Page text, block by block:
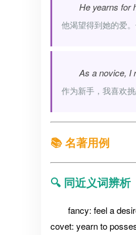
He yearns for
他渴望得到她的爱
As a novice, I
作为新手，我喜欢
📚 名著用例
🔍 同近义词辨析
fancy: feel a
covet: yearn to